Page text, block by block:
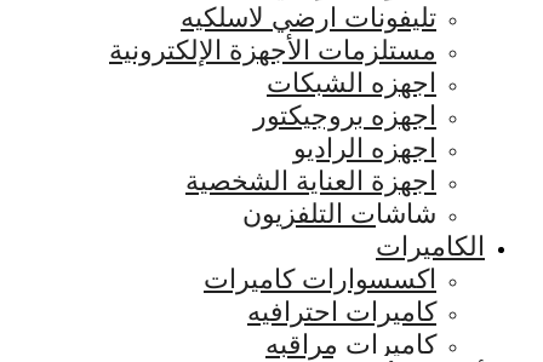
تليفونات ارضي لاسلكيه
مستلزمات الأجهزة الإلكترونية
اجهزه الشبكات
اجهزه بروجيكتور
اجهزه الراديو
اجهزة العناية الشخصية
شاشات التلفزيون
الكاميرات
اكسسوارات كاميرات
كاميرات احترافيه
كاميرات مراقبه